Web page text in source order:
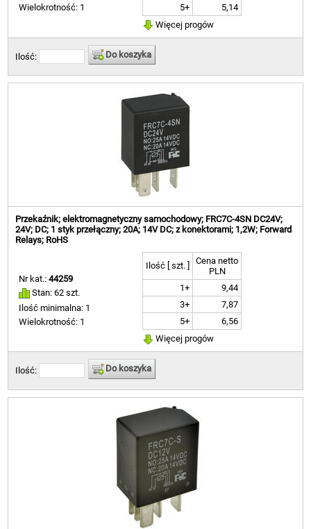
Wielokrotność: 1
5+
5,14
Więcej progów
Ilość: Do koszyka
Przekaźnik; elektromagnetyczny samochodowy; FRC7C-4SN DC24V;
24V; DC; 1 styk przełączny; 20A; 14V DC; z konektorami; 1,2W; Forward
Relays; RoHS
Nr kat.:44259
Stan: 62 szt.
Ilość minimalna: 1
Wielokrotność: 1
Ilość [ szt. ]
Cena netto
PLN
1+
9,44
3+
7,87
5+
6,56
Więcej progów
Ilość: Do koszyka